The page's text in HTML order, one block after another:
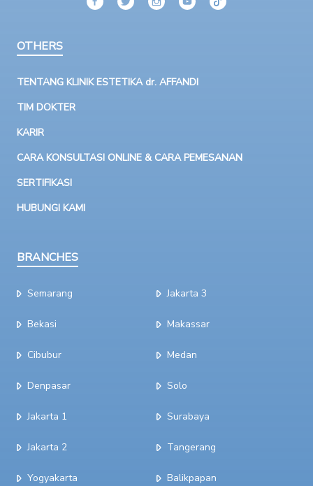
OTHERS
TENTANG KLINIK ESTETIKA dr. AFFANDI
TIM DOKTER
KARIR
CARA KONSULTASI ONLINE & CARA PEMESANAN
SERTIFIKASI
HUBUNGI KAMI
BRANCHES
Semarang
Bekasi
Cibubur
Denpasar
Jakarta 1
Jakarta 2
Yogyakarta
Jakarta 3
Makassar
Medan
Solo
Surabaya
Tangerang
Balikpapan